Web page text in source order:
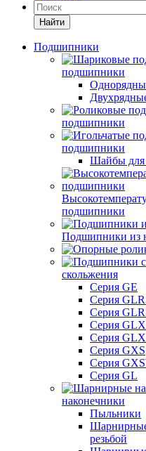
Найти
Подшипники
подшипники
подшипники
подшипники
Шайбы для
подшипники
Подшипники из
скольжения
Серия GE
Серия
Серия
Серия
Серия
Серия GXS
Серия
Серия GL
наконечники
Пыльники
резьбой